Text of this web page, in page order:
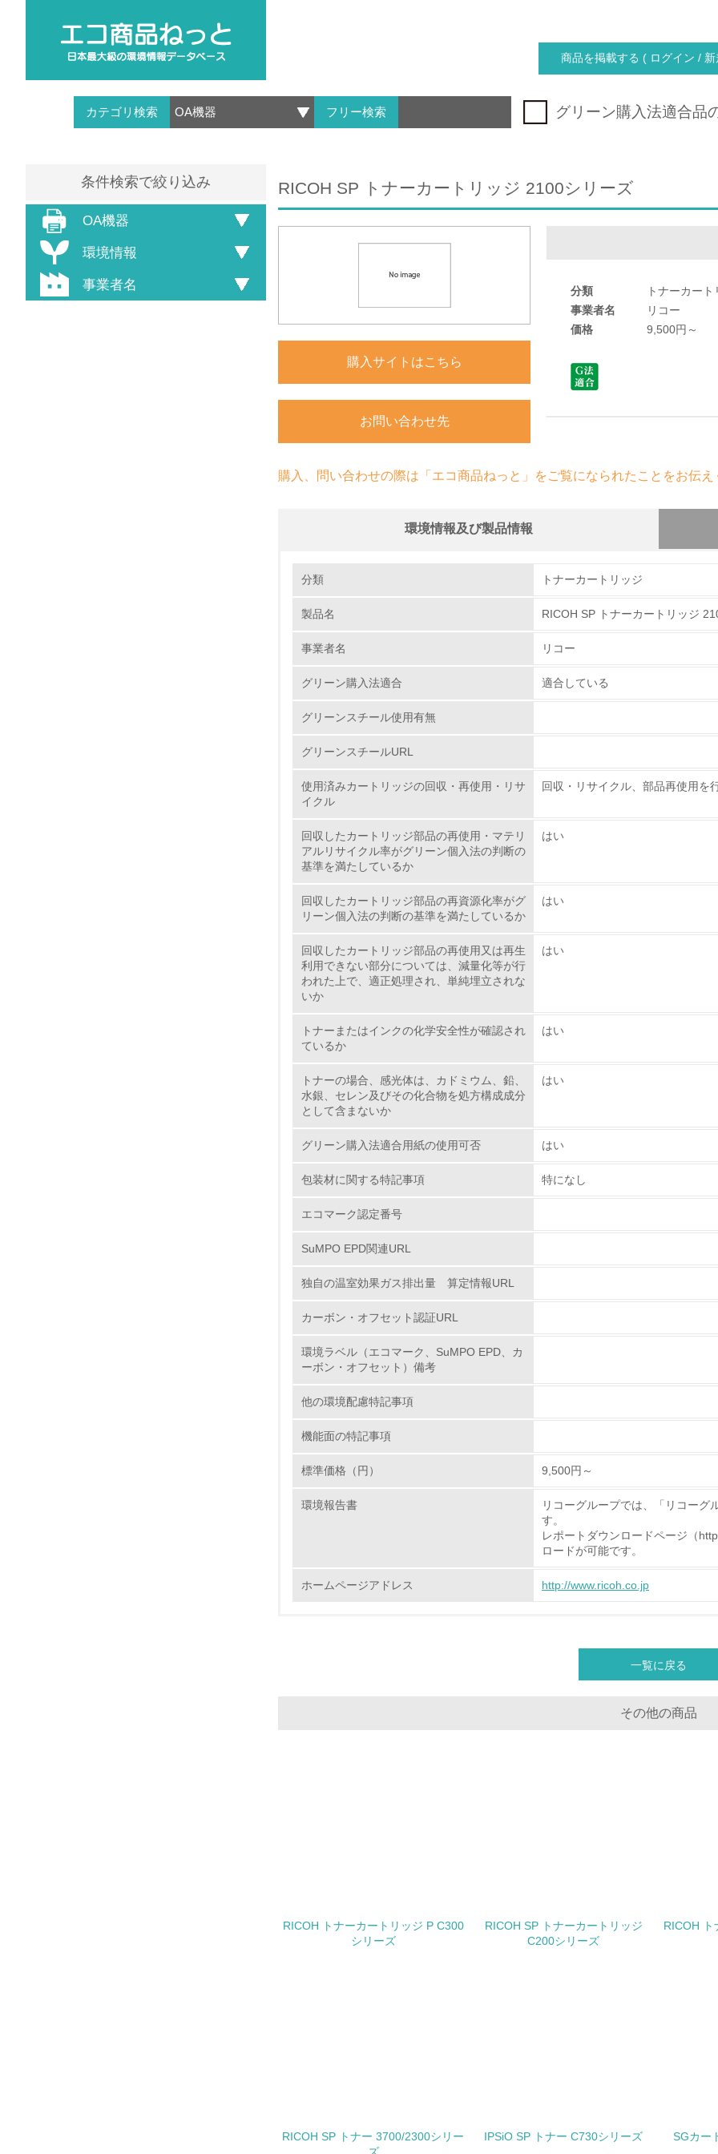
商品を掲載する ( ログイン / 新
カテゴリ検索 フリー検索 グリーン購入法適合品
条件検索で絞り込み
OA機器
環境情報
事業者名
RICOH SP トナーカートリッジ 2100シリーズ
購入サイトはこちら
お問い合わせ先
分類
トナーカート
事業者名
リコー
価格
9,500円～
購入、問い合わせの際は「エコ商品ねっと」をご覧になられたことをお伝え
環境情報及び製品情報
1.環境取り組み体制
No.
3.
4. 自社に関係する主要な環境法規制を把握し、順守している
5.
6. 従業員が環境方針に基づいて自分の業務の中で行うべき環境対
8.
2.環境への取り組み
9. <L1> 資源（投入原料、水等）とエネルギー（電力、重油、ガス
10. <L2> 資源とエネルギーの使用量の把握をし、具体的な削減目標
12. <L2> 環境配慮型製品・サービスの製造・販売状況を把握し、具
包装・物流
<L2> 環境負荷ができるだけ小さい物流を行っている
20. <L2> 発生する廃棄物の量と種類を把握し、具体的な削減・リ
分類 トナーカートリッジ
製品名 RICOH SP トナーカートリッジ
事業者名 リコー
グリーン購入法適合 適合している
グリーンスチール使用有無
グリーンスチールURL
使用済みカートリッジの回収・再使用・リサ
イクル
回収・リサイクル、部品再使用を
回収したカートリッジ部品の再使用・マテリ
アルリサイクル率がグリーン個入法の判断の
基準を満たしているか
はい
回収したカートリッジ部品の再資源化率がグ
リーン個入法の判断の基準を満たしているか
はい
回収したカートリッジ部品の再使用又は再生
利用できない部分については、減量化等が行
われた上で、適正処理され、単純埋立されな
いか
はい
トナーまたはインクの化学安全性が確認され
ているか
はい
トナーの場合、感光体は、カドミウム、鉛、
水銀、セレン及びその化合物を処方構成成分
として含まないか
はい
グリーン購入法適合用紙の使用可否 はい
包装材に関する特記事項 特になし
エコマーク認定番号
SuMPO EPD関連URL
独自の温室効果ガス排出量 算定情報URL
カーボン・オフセット認証URL
環境ラベル（エコマーク、SuMPO EPD、カ
ーボン・オフセット）備考
他の環境配慮特記事項
機能面の特記事項
標準価格（円） 9,500円～
環境報告書
リコーグループでは、「リコーグ
す。
レポートダウンロードページ（
ロードが可能です。
ホームページアドレス http://www.ricoh.co.jp
一覧に戻る
その他の商品
RICOH トナーカートリッジ P C300
シリーズ
RICOH SP トナーカートリッジ
C200シリーズ
RICOH ト
RICOH SP トナー 3700/2300シリー
IPSiO SP トナー C730シリーズ SGカー